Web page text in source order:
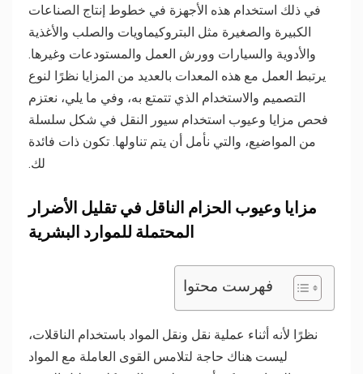
في ذلك استخدام هذه الأجهزة في خطوط إنتاج الصناعات
الكبيرة والصغيرة مثل البتروكيماويات والصلب والأغذية
والأدوية والسيارات وورش العمل والمستودعات وغيرها.
يرتبط العمل مع هذه المعدات بالعديد من المزايا نظرًا لنوع
التصميم والاستخدام الذي تتمتع به، وفي ما يلي، نعتزم
فحص مزايا وعيوب استخدام سيور النقل في شكل سلسلة
من المواضيع، والتي نأمل أن يتم تناولها. تكون ذات فائدة
لك.
مزايا وعيوب الحزام الناقل في تقليل الأضرار
المحتملة للموارد البشرية
فهرست محتوا
نظرًا لأنه أثناء عملية نقل ونقل المواد باستخدام الناقلات،
ليست هناك حاجة لتلامس القوى العاملة مع المواد